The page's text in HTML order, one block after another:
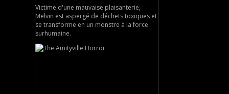
Victime d'une mauvaise plaisanterie,
Melvin est aspergé de déchets toxiques et
se transforme en un monstre à la force
surhumaine.